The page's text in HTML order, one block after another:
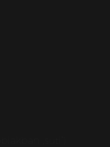
„süti”)